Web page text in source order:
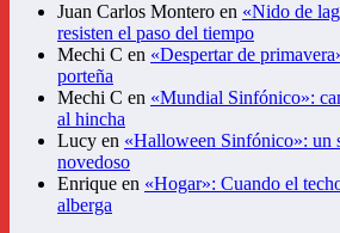
Juan Carlos Montero en «Nido de
resisten el paso del tiempo
Mechi C en «Despertar de
porteña
Mechi C en «Mundial Sinfónico»:
al hincha
Lucy en «Halloween Sinfónico»: un
novedoso
Enrique en «Hogar»: Cuando el
alberga